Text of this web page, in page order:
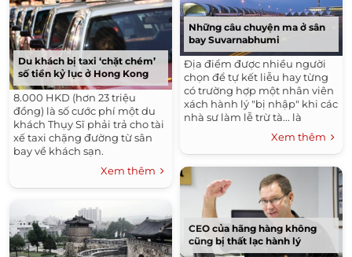
Du khách bị taxi ‘chặt chém’
số tiền kỷ lục ở Hong Kong
8.000 HKD (hơn 23 triệu
đồng) là số cước phí một du
khách Thụy Sĩ phải trả cho tài
xế taxi chặng đường từ sân
bay về khách sạn.
Xem thêm
Những câu chuyện ma ở sân
bay Suvarnabhumi
Địa điểm được nhiều người
chọn để tự kết liễu hay từng
có trường hợp một nhân viên
xách hành lý "bị nhập" khi các
nhà sư làm lễ trừ tà... là
những chuyện ma phổ biến
Suvarnabhumi, Thái Lan.
Xem thêm
CEO của hãng hàng không
cũng bị thất lạc hành lý